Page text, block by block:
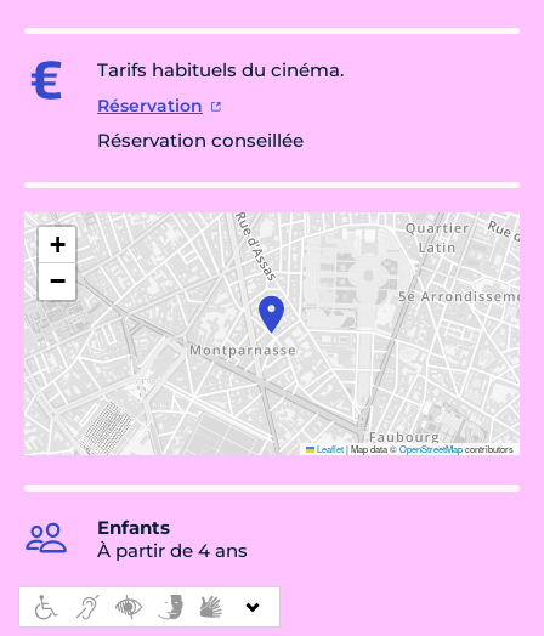
Tarifs habituels du cinéma.
Réservation
Réservation conseillée
+
−
Leaflet|Map data ©OpenStreetMapcontributors
Enfants
À partir de 4 ans